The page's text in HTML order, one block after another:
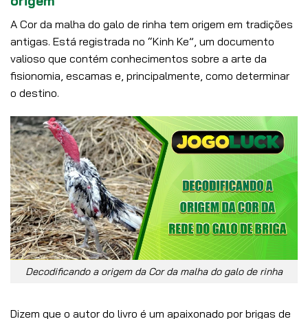
A Cor da malha do galo de rinha tem origem em tradições
antigas. Está registrada no “Kinh Ke”, um documento
valioso que contém conhecimentos sobre a arte da
fisionomia, escamas e, principalmente, como determinar
o destino.
Decodificando a origem da Cor da malha do galo de rinha
Dizem que o autor do livro é um apaixonado por brigas de